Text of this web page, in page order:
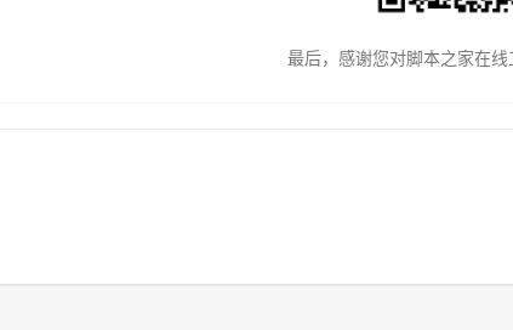
最后，感谢您对脚本之家在线